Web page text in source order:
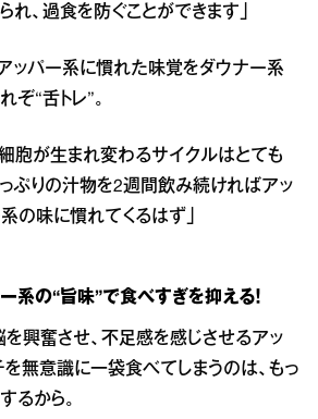
れ、過食を防ぐことができます」
ッパー系に慣れた味覚をダウナー系
ぞ“舌トレ”。
胞が生まれ変わるサイクルはとても
ぷりの汁物を2週間飲み続ければアッ
の味に慣れてくるはず」
系の“旨味”で食べすぎを抑える！
を興奮させ、不足感を感じさせるアッ
を無意識に一袋食べてしまうのは、もっ
るから。